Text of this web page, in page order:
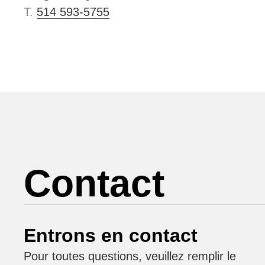
T. 514 593-5755
Contact
Entrons en contact
Pour toutes questions, veuillez remplir le